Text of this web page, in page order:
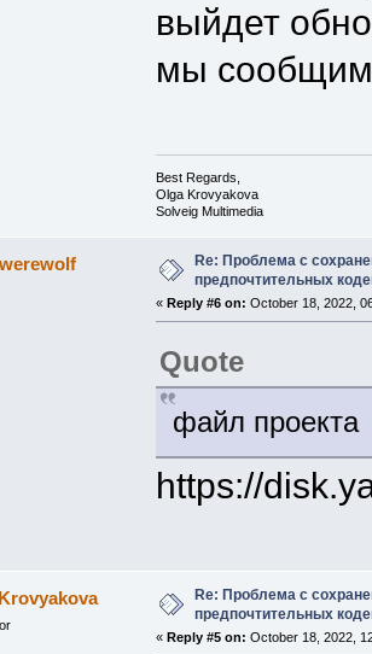
выйдет
мы сообщим
Best Regards,
Olga Krovyakova
Solveig Multimedia
Re: Проблема с
предпочтительных
« Reply #6 on: October 18, 2022,
Quote
файл проекта
https://
Re: Проблема с
предпочтительных
« Reply #5 on: October 18, 2022,